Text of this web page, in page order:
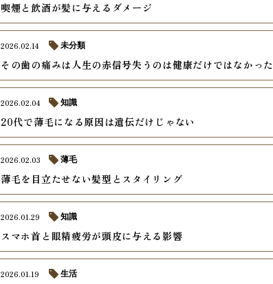
喫煙と飲酒が髪に与えるダメージ
その歯の痛みは人生の赤信号失うのは健康だけではなかった
2026.02.14 未分類
20代で薄毛になる原因は遺伝だけじゃない
2026.02.04 知識
薄毛を目立たせない髪型とスタイリング
2026.02.03 薄毛
スマホ首と眼精疲労が頭皮に与える影響
2026.01.29 知識
2026.01.19 生活